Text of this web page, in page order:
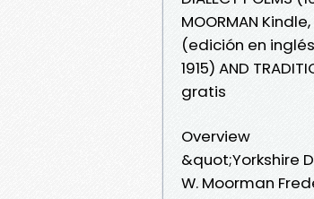
MOORMAN Kindle,
(edición en inglés)
1915) AND
gratis
Overview
&quot;Yorkshire
W. Moorman